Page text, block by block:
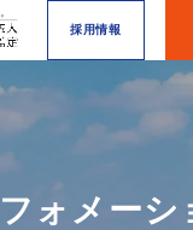
採用情報
ォメーシ